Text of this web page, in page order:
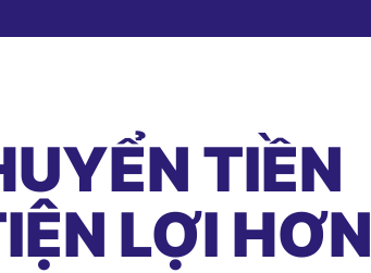
TIỀN
LỢI HƠN